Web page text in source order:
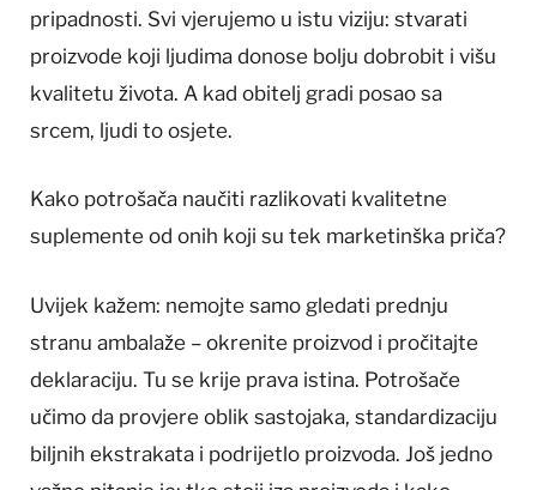
pripadnosti. Svi vjerujemo u istu viziju: stvarati
proizvode koji ljudima donose bolju dobrobit i višu
kvalitetu života. A kad obitelj gradi posao sa
srcem, ljudi to osjete.
Kako potrošača naučiti razlikovati kvalitetne
suplemente od onih koji su tek marketinška priča?
Uvijek kažem: nemojte samo gledati prednju
stranu ambalaže – okrenite proizvod i pročitajte
deklaraciju. Tu se krije prava istina. Potrošače
učimo da provjere oblik sastojaka, standardizaciju
biljnih ekstrakata i podrijetlo proizvoda. Još jedno